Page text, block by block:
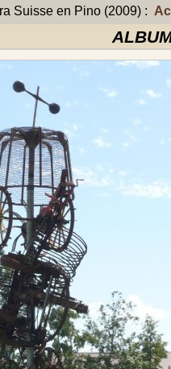
Suisse en Pino (2009) :